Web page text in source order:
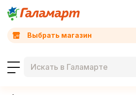
Выбрать магазин